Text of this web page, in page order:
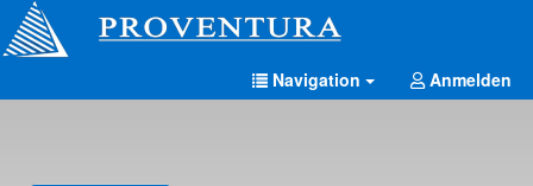
Navigation Anmelden